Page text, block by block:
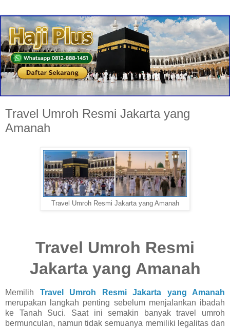
Travel Umroh Resmi Jakarta yang
Amanah
Travel Umroh Resmi Jakarta yang Amanah
Travel Umroh Resmi
Jakarta yang Amanah
Memilih Travel Umroh Resmi Jakarta yang Amanah
merupakan langkah penting sebelum menjalankan ibadah
ke Tanah Suci. Saat ini semakin banyak travel umroh
bermunculan, namun tidak semuanya memiliki legalitas dan